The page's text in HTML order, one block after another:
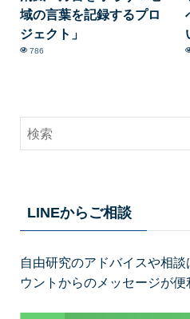
域の言葉を記録するプロ
ジェクト」
786
LINEからご相談
自由研究のアドバイスや相
ウントからのメッセージが便